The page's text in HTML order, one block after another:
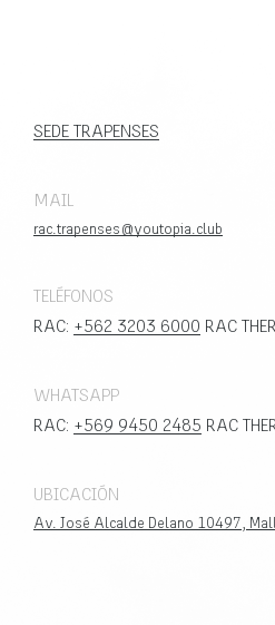
SEDE TRAPENSES
MAIL
rac.trapenses@youtopia.club
TELÉFONOS
RAC: +562 3203 6000 RAC
WHATSAPP
RAC: +569 9450 2485 RAC
UBICACIÓN
Av. José Alcalde Delano 10497,